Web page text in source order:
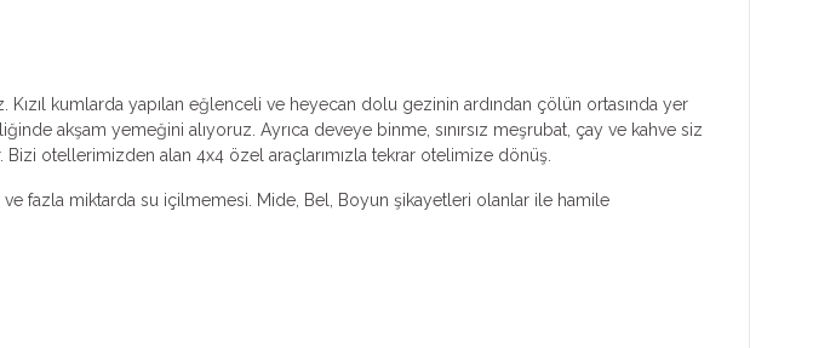
kumlarda yapılan eğlenceli ve heyecan dolu gezinin ardından çölün ortasında yer
akşam yemeğini alıyoruz. Ayrıca deveye binme, sınırsız meşrubat, çay ve kahve siz
otellerimizden alan 4x4 özel araçlarımızla tekrar otelimize dönüş.
ve fazla miktarda su içilmemesi. Mide, Bel, Boyun şikayetleri olanlar ile hamile